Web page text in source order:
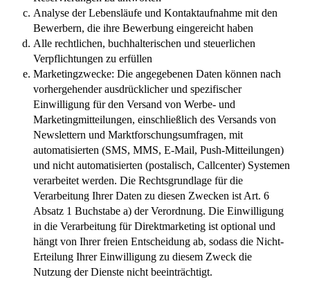
Analyse der Lebensläufe und Kontaktaufnahme mit den
Bewerbern, die ihre Bewerbung eingereicht haben
Alle rechtlichen, buchhalterischen und steuerlichen
Verpflichtungen zu erfüllen
Marketingzwecke: Die angegebenen Daten können nach
vorhergehender ausdrücklicher und spezifischer
Einwilligung für den Versand von Werbe- und
Marketingmitteilungen, einschließlich des Versands von
Newslettern und Marktforschungsumfragen, mit
automatisierten (SMS, MMS, E-Mail, Push-Mitteilungen)
und nicht automatisierten (postalisch, Callcenter) Systemen
verarbeitet werden. Die Rechtsgrundlage für die
Verarbeitung Ihrer Daten zu diesen Zwecken ist Art. 6
Absatz 1 Buchstabe a) der Verordnung. Die Einwilligung
in die Verarbeitung für Direktmarketing ist optional und
hängt von Ihrer freien Entscheidung ab, sodass die Nicht-
Erteilung Ihrer Einwilligung zu diesem Zweck die
Nutzung der Dienste nicht beeinträchtigt.